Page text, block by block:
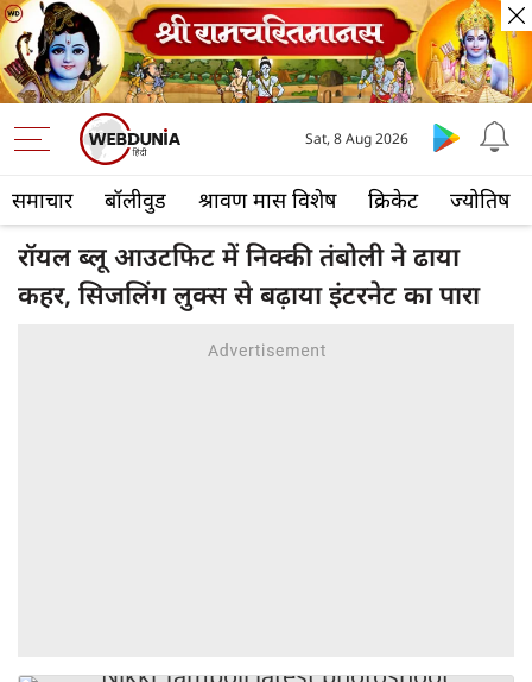
समाचार बॉलीवुड श्रावण मास विशेष क्रिकेट ज्योतिष
Sat, 8 Aug 2026
रॉयल ब्लू आउटफिट में निक्की तंबोली ने ढाया
कहर, सिजलिंग लुक्स से बढ़ाया इंटरनेट का पारा